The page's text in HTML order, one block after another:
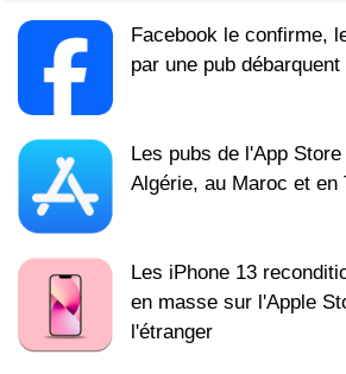
Facebook le confirme,
par une pub débarquent
Les pubs de l'App
Algérie, au Maroc et en
Les iPhone 13
en masse sur l'Apple
l'étranger